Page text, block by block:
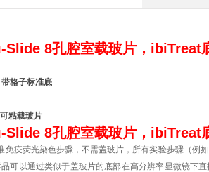
Slide 8孔腔室载玻片，ibiTreat
标准底
玻片
Slide 8孔腔室载玻片，ibiTreat
免疫荧光染色步骤，不需盖玻片，所有实验步骤（例
可以通过类似于盖玻片的底部在高分辨率显微镜下